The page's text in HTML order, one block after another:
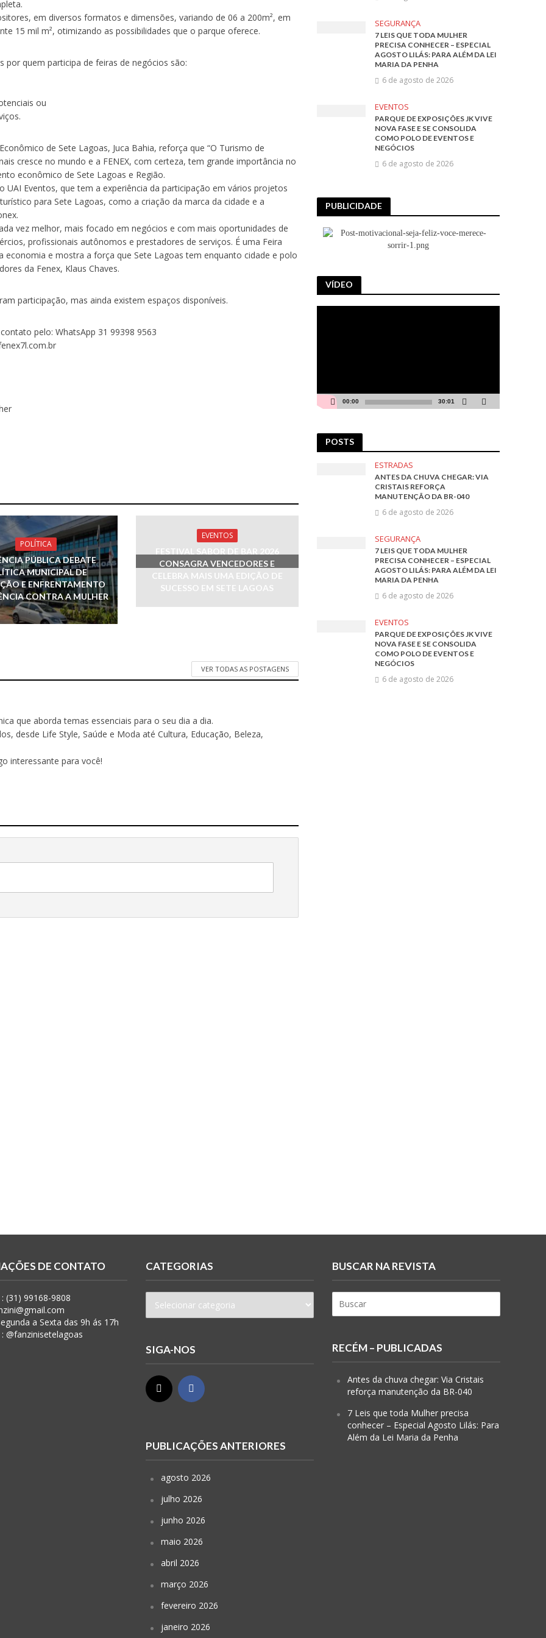
em diversos formatos e dimensões, variando de 06 a 200m², em
15 mil m², otimizando as possibilidades que o parque oferece.
por quem participa de feiras de negócios são:
ou
de Sete Lagoas, Juca Bahia, reforça que “O Turismo de
cresce no mundo e a FENEX, com certeza, tem grande importância no
econômico de Sete Lagoas e Região.
UAI Eventos, que tem a experiência da participação em vários projetos
para Sete Lagoas, como a criação da marca da cidade e a
vez melhor, mais focado em negócios e com mais oportunidades de
profissionais autônomos e prestadores de serviços. É uma Feira
economia e mostra a força que Sete Lagoas tem enquanto cidade e polo
da Fenex, Klaus Chaves.
participação, mas ainda existem espaços disponíveis.
pelo: WhatsApp 31 99398 9563
POLÍTICA
PÚBLICA DEBATE
MUNICIPAL DE
E ENFRENTAMENTO
CONTRA A MULHER
EVENTOS
FESTIVAL SABOR DE BAR 2026
CONSAGRA VENCEDORES E
CELEBRA MAIS UMA EDIÇÃO DE
SUCESSO EM SETE LAGOAS
VER TODAS AS POSTAGENS
que aborda temas essenciais para o seu dia a dia.
desde Life Style, Saúde e Moda até Cultura, Educação, Beleza,
interessante para você!
SEGURANÇA
7 LEIS QUE TODA MULHER
PRECISA CONHECER – ESPECIAL
AGOSTO LILÁS: PARA ALÉM DA LEI
MARIA DA PENHA
6 de agosto de 2026
EVENTOS
PARQUE DE EXPOSIÇÕES JK VIVE
NOVA FASE E SE CONSOLIDA
COMO POLO DE EVENTOS E
NEGÓCIOS
6 de agosto de 2026
PUBLICIDADE
VÍDEO
00:00 30:01
POSTS
ESTRADAS
ANTES DA CHUVA CHEGAR: VIA
CRISTAIS REFORÇA
MANUTENÇÃO DA BR-040
6 de agosto de 2026
SEGURANÇA
7 LEIS QUE TODA MULHER
PRECISA CONHECER – ESPECIAL
AGOSTO LILÁS: PARA ALÉM DA LEI
MARIA DA PENHA
6 de agosto de 2026
EVENTOS
PARQUE DE EXPOSIÇÕES JK VIVE
NOVA FASE E SE CONSOLIDA
COMO POLO DE EVENTOS E
NEGÓCIOS
6 de agosto de 2026
DE CONTATO
(31) 99168-9808
a Sexta das 9h ás 17h
@fanzinisetelagoas
CATEGORIAS
SIGA-NOS
PUBLICAÇÕES ANTERIORES
agosto 2026
julho 2026
junho 2026
maio 2026
abril 2026
março 2026
fevereiro 2026
janeiro 2026
BUSCAR NA REVISTA
RECÉM – PUBLICADAS
Antes da chuva chegar: Via Cristais
reforça manutenção da BR-040
7 Leis que toda Mulher precisa
conhecer – Especial Agosto Lilás: Para
Além da Lei Maria da Penha